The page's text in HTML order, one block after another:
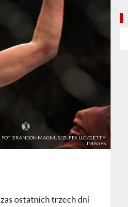
FOT. BRANDON MAGNUS/ZUFFA LLC/GETTY
IMAGES
ostatnich trzech dni